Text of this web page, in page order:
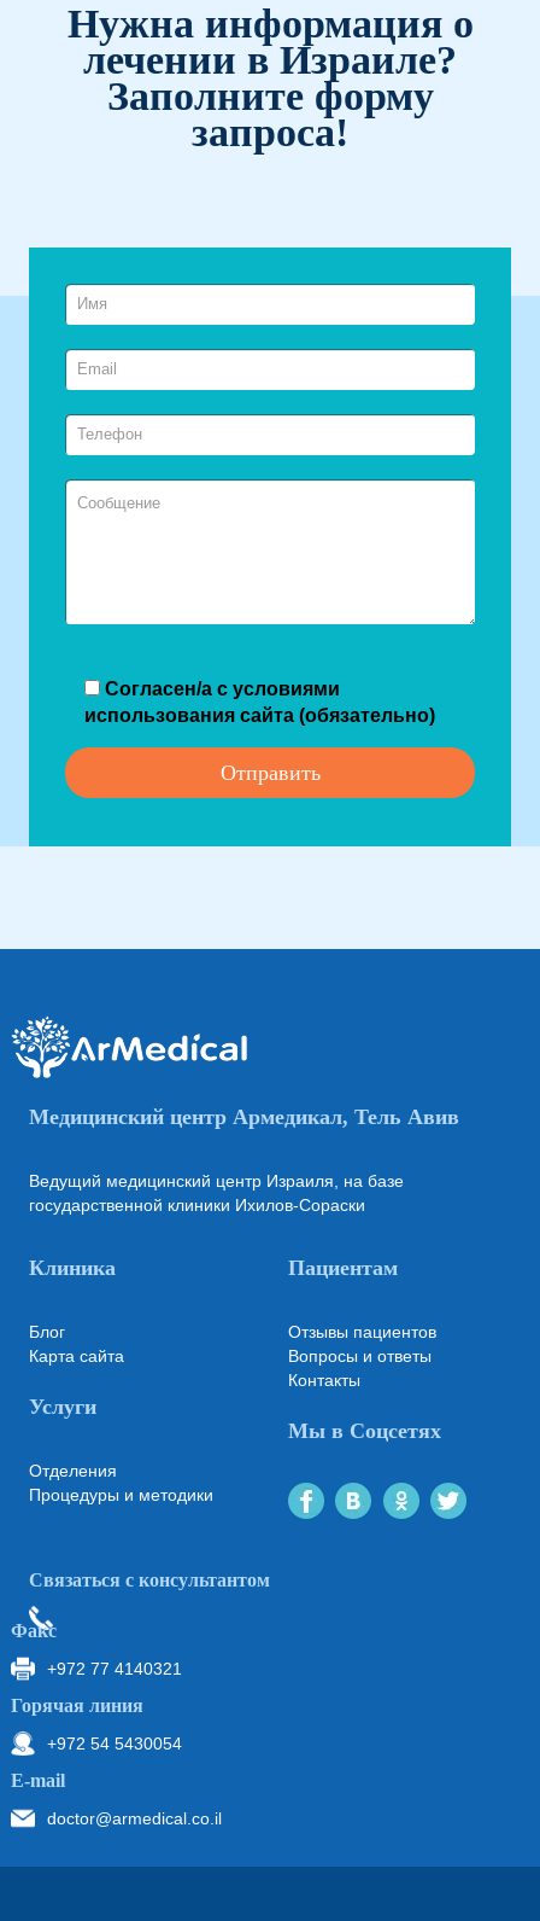
Нужна информация о
лечении в Израиле?
Заполните форму
запроса!
Согласен/а с условиями
использования сайта (обязательно)
Медицинский центр Армедикал, Тель Авив
Ведущий медицинский центр Израиля, на базе
государственной клиники Ихилов-Сораски
Клиника
Блог
Карта сайта
Услуги
Отделения
Процедуры и методики
Пациентам
Отзывы пациентов
Вопросы и ответы
Контакты
Мы в Соцсетях
Связаться с консультантом
Факс
+972 77 4140321
Горячая линия
+972 54 5430054
Е-mail
doctor@armedical.co.il